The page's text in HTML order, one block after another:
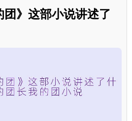
团》这部小说讲述了